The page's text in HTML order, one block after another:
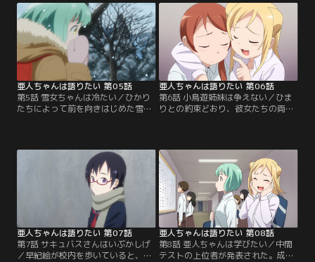
をみだりに催淫してしまわぬよう、
住むところや通勤電車、服装に至る
まで細心の注意を払って生活をして
いる。恋愛や結婚……女性として描
く夢は遠く、自身の性質との折り合
いに悩む日々だったが…。【提供：
バンダイチャンネル】
雪女--であるからではないか、と思
い悩んでしまう。彼女の悩みを受け
止め、教師として守らねばと決意す
る鉄男。それは、同じ亜人であるひ
かりも同じだった。【提供：バンダ
イチャンネル】
亜人ちゃんは語りたい 第05話
第5話 雪女ちゃんは冷たい／ひかり
たちによって前を向きはじめた雪。
た。悩みの発端は、高校進学ととも
に都会に引っ越してきたある日の入
浴中、湯船に突然氷が浮かんできた
のだという。お湯を凍らせるほどの
冷気の矛先が、もし他人に向かって
しまったら…。【提供：バンダイチ
亜人ちゃんは語りたい 第06話
第6話 小鳥遊姉妹は争えない／ひま
りとの約束どおり、彼女たちの両親
バンパイア、片や人間のふたり。口
喧嘩は多くとも仲の良い、そんな娘
たちを育てた家庭の温かさに触れた
鉄男はつい長居をしてしまう。【提
供：バンダイチャンネル】
亜人ちゃんは語りたい 第07話
第7話 サキュバスさんはいぶかしげ
／早紀絵が校内を歩いていると、膝
亜人ちゃんは語りたい 第08話
第8話 亜人ちゃんは学びたい／中間
テストの上位者が発表された。成績